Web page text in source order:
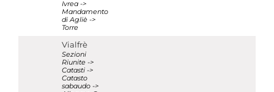
Ivrea ->
Mandamento
di Agliè ->
Torre
Vialfrè
Sezioni
Riunite ->
Catasti ->
Catasto
sabaudo ->